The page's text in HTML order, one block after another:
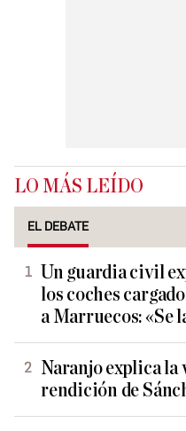
LO MÁS LEÍDO
EL DEBATE
Un guardia civil
los coches
a Marruecos: «Se
Naranjo explica la
rendición de